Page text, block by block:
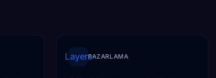
LayersPAZARLAMA